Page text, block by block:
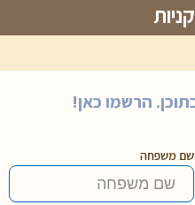
הרשמו כאן!
שם משפחה